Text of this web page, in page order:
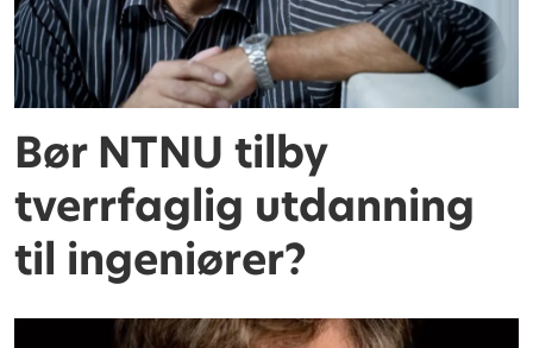
Bør NTNU tilby
tverrfaglig utdanning
til ingeniører?